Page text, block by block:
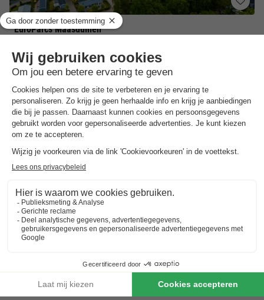
EuroParcs Maasduinen
7.9 Goed
Direct aan Nationaal Park Maasduinen met…
Verwarmd binnenzwembad & zandstrand aan…
Ideaal startpunt voor excursies